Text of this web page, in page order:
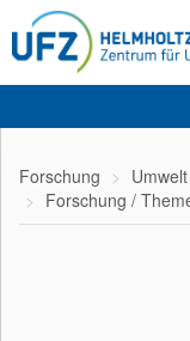
Forschung
Forschung /